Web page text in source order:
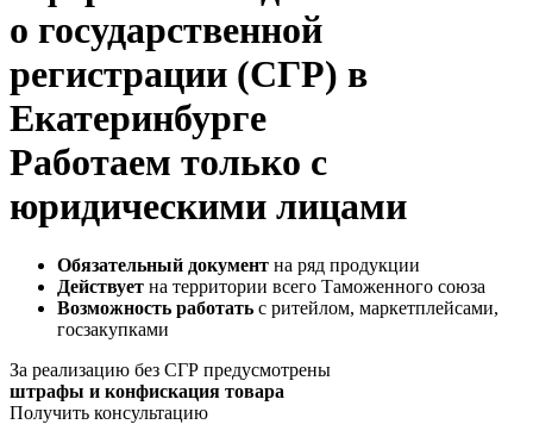
о государственной
регистрации (СГР) в
Екатеринбурге
Работаем только с
юридическими лицами
Обязательный документ на ряд продукции
Действует на территории всего Таможенного союза
Возможность работать с ритейлом, маркетплейсами,
госзакупками
За реализацию без СГР предусмотрены
штрафы и конфискация товара
Получить консультацию